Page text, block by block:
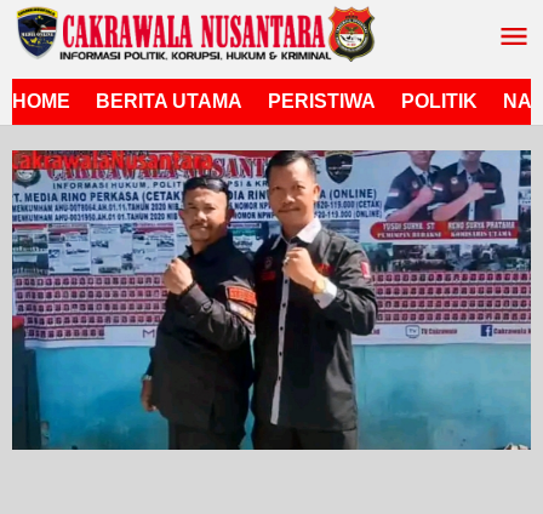
Lewati
ke
HOME
BERITA UTAMA PERISTIWA POLITIK